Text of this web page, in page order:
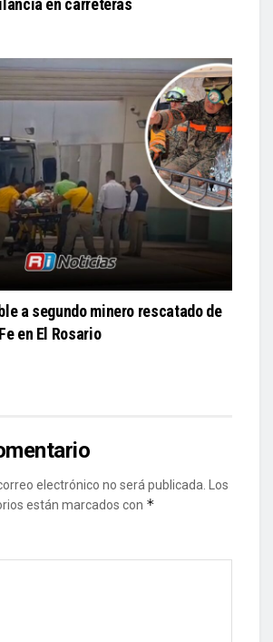
en carreteras
a segundo minero rescatado de
en El Rosario
electrónico no será publicada.
Los
están marcados con *